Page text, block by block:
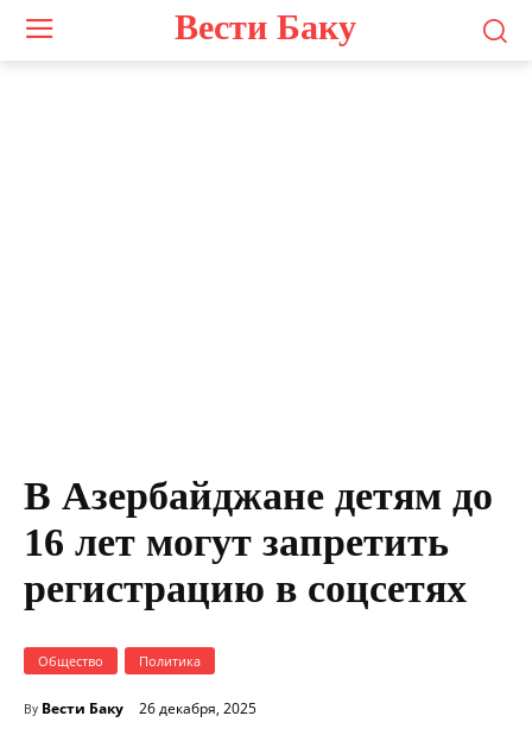
Вести Баку
В Азербайджане детям до
16 лет могут запретить
регистрацию в соцсетях
Общество Политика
By Вести Баку 26 декабря, 2025